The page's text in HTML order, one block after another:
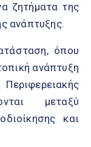
ζητήματα της
ανάπτυξης.
όπου
ανάπτυξη
μεταξύ
και